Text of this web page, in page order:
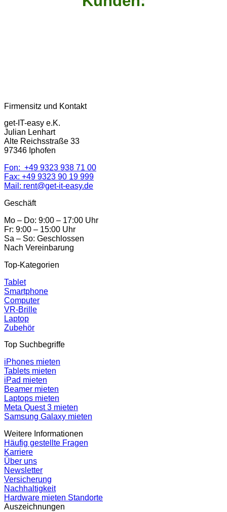
Firmensitz und Kontakt
get-IT-easy e.K.
Julian Lenhart
Alte Reichsstraße 33
97346 Iphofen
Fon: +49 9323 938 71 00
Fax: +49 9323 90 19 999
Mail: rent@get-it-easy.de
Geschäft
Mo – Do: 9:00 – 17:00 Uhr
Fr: 9:00 – 15:00 Uhr
Sa – So: Geschlossen
Nach Vereinbarung
Top-Kategorien
Tablet
Smartphone
Computer
VR-Brille
Laptop
Zubehör
Top Suchbegriffe
iPhones mieten
Tablets mieten
iPad mieten
Beamer mieten
Laptops mieten
Meta Quest 3 mieten
Samsung Galaxy mieten
Weitere Informationen
Häufig gestellte Fragen
Karriere
Über uns
Newsletter
Versicherung
Nachhaltigkeit
Hardware mieten Standorte
Auszeichnungen